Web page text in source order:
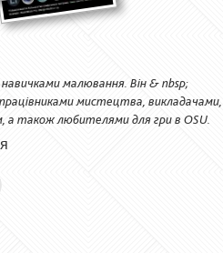
навичками малювання. Він & nbsp;
мистецтва, викладачами,
а також любителями для гри в OSU.